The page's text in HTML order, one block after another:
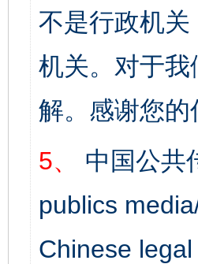
不是行政机
机关。对于
解。感谢您的
5、
中国公共
publics
Chinese